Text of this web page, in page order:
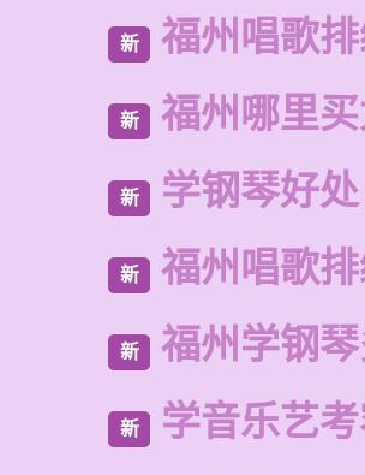
新 福州唱歌
新 福州哪里
新 学钢琴好
新 福州唱歌
新 福州学钢
新 学音乐艺